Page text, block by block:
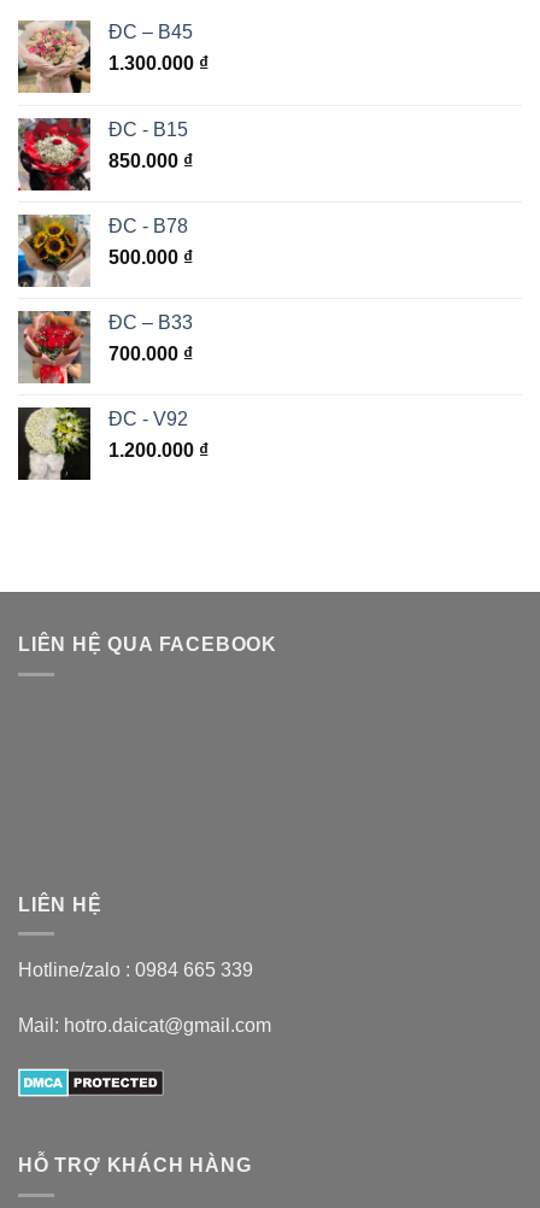
ĐC – B45
1.300.000 ₫
ĐC - B15
850.000 ₫
ĐC - B78
500.000 ₫
ĐC – B33
700.000 ₫
ĐC - V92
1.200.000 ₫
LIÊN HỆ QUA FACEBOOK
LIÊN HỆ
Hotline/zalo : 0984 665 339
Mail: hotro.daicat@gmail.com
HỖ TRỢ KHÁCH HÀNG